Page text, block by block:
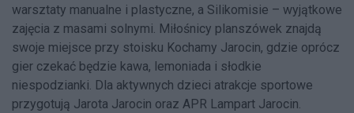
warsztaty manualne i plastyczne, a Silikomisie – wyjątkowe
zajęcia z masami solnymi. Miłośnicy planszówek znajdą
swoje miejsce przy stoisku Kochamy Jarocin, gdzie oprócz
gier czekać będzie kawa, lemoniada i słodkie
niespodzianki. Dla aktywnych dzieci atrakcje sportowe
przygotują Jarota Jarocin oraz APR Lampart Jarocin.